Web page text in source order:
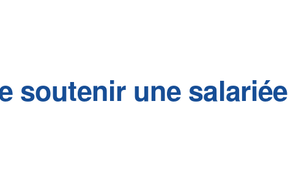
soutenir une salariée